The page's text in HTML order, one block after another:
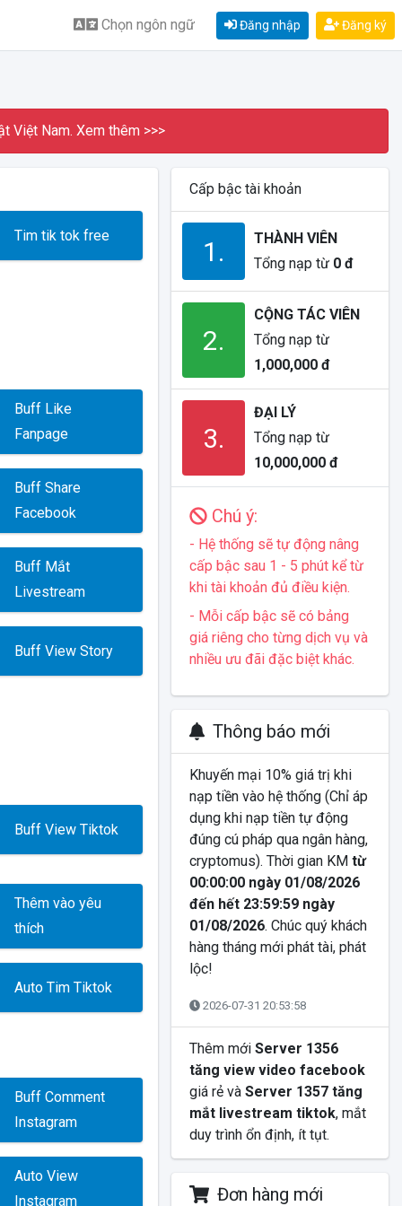
Chọn ngôn ngữ Đăng nhập Đăng ký
Việt Nam. Xem thêm >>>
Tim tik tok free
Buff Like
Fanpage
Buff Share
Facebook
Buff Mắt
Livestream
Buff View Story
Buff View Tiktok
Thêm vào yêu
thích
Auto Tim Tiktok
Buff Comment
Instagram
Auto View
Instagram
Cấp bậc tài khoản
1.
THÀNH VIÊN
Tổng nạp từ 0 đ
2.
CỘNG TÁC VIÊN
Tổng nạp từ
1,000,000 đ
3.
ĐẠI LÝ
Tổng nạp từ
10,000,000 đ
Chú ý:
- Hệ thống sẽ tự động nâng
cấp bậc sau 1 - 5 phút kể từ
khi tài khoản đủ điều kiện.
- Mỗi cấp bậc sẽ có bảng
giá riêng cho từng dịch vụ và
nhiều ưu đãi đặc biệt khác.
Thông báo mới
Khuyến mại 10% giá trị khi
nạp tiền vào hệ thống (Chỉ áp
dụng khi nạp tiền tự động
đúng cú pháp qua ngân hàng,
cryptomus). Thời gian KM từ
00:00:00 ngày 01/08/2026
đến hết 23:59:59 ngày
01/08/2026. Chúc quý khách
hàng tháng mới phát tài, phát
lộc!
2026-07-31 20:53:58
Thêm mới Server 1356
tăng view video facebook
giá rẻ và Server 1357 tăng
mắt livestream tiktok, mắt
duy trình ổn định, ít tụt.
Đơn hàng mới